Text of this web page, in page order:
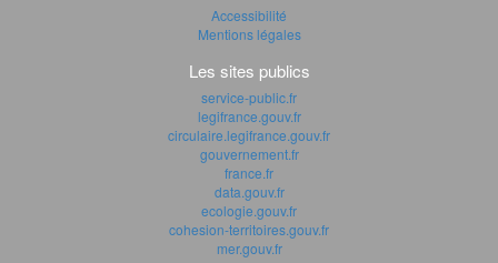
Accessibilité
Mentions légales
Les sites publics
service-public.fr
legifrance.gouv.fr
circulaire.legifrance.gouv.fr
gouvernement.fr
france.fr
data.gouv.fr
ecologie.gouv.fr
cohesion-territoires.gouv.fr
mer.gouv.fr